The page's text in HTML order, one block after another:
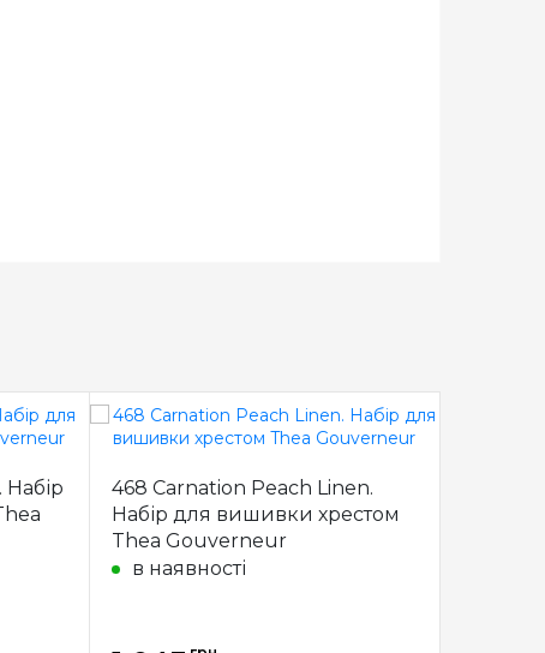
468 Carnation Peach Linen.
Набір для вишивки хрестом
Thea Gouverneur
в наявності